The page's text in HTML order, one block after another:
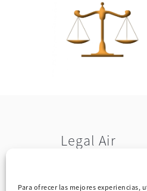
Para ofrecer las mejores
Legal Air
©2017 Legal Air S.L.